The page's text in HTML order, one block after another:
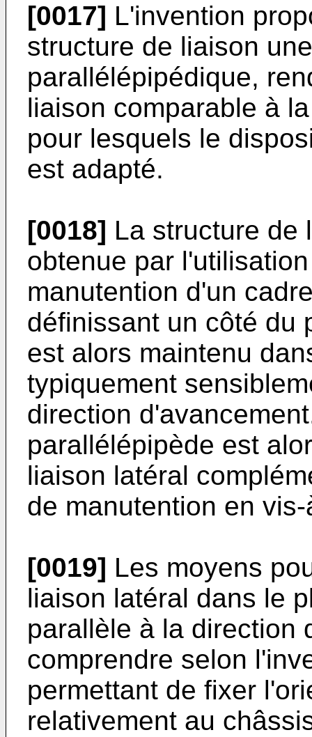
[0017] L'invention
structure de liaison
parallélépipédique,
liaison comparable à
pour lesquels le
est adapté.
[0018] La structure de
obtenue par
manutention d'un
définissant un côté du
est alors maintenu
typiquement
direction
parallélépipède est
liaison latéral
de manutention en
[0019] Les moyens
liaison latéral dans le
parallèle à la direction
comprendre selon
permettant de fixer
relativement au